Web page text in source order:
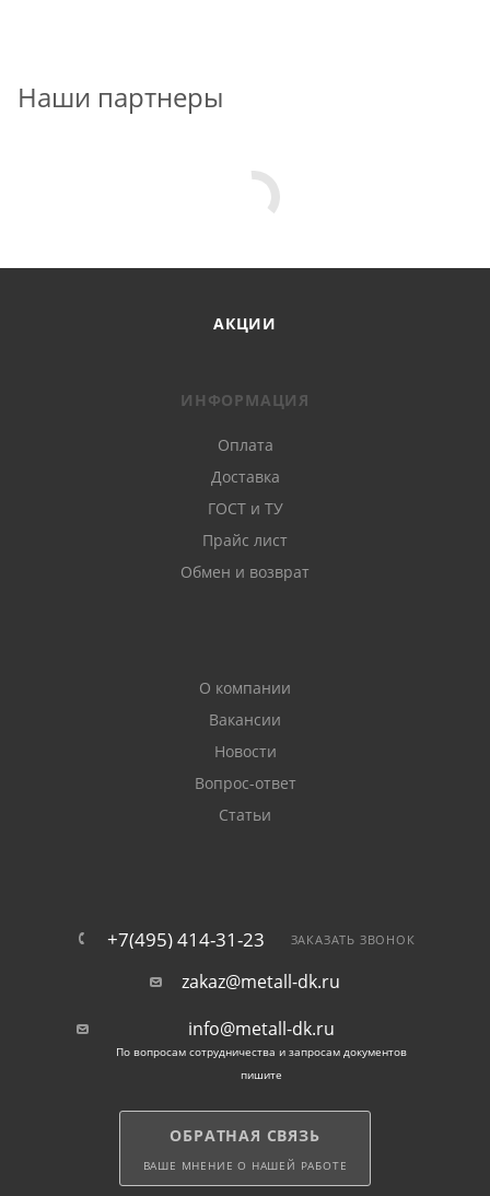
Наши партнеры
АКЦИИ
ИНФОРМАЦИЯ
Оплата
Доставка
ГОСТ и ТУ
Прайс лист
Обмен и возврат
О компании
Вакансии
Новости
Вопрос-ответ
Статьи
+7(495) 414-31-23 ЗАКАЗАТЬ ЗВОНОК
zakaz@metall-dk.ru
info@metall-dk.ru
По вопросам сотрудничества и запросам документов
пишите
ОБРАТНАЯ СВЯЗЬ
ВАШЕ МНЕНИЕ О НАШЕЙ РАБОТЕ